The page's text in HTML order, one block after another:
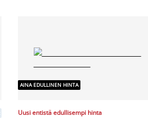
AINA EDULLINEN HINTA
Uusi entistä edullisempi hinta